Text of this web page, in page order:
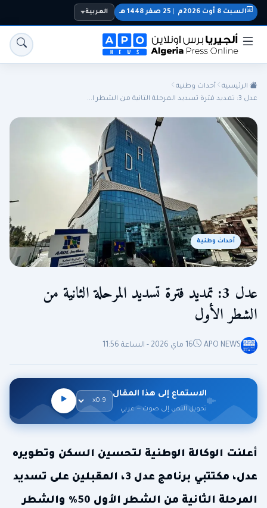
المنتخب الوطني
اقتصاد رياضة
السبت 8 أوت 2026م 25 صفر 1448 هـ العربية
الرئيسية
أحداث وطنية
عدل 3: تمديد فترة تسديد المرحلة الثانية من الشطر ا...
أحداث وطنية
عدل 3: تمديد فترة تسديد المرحلة الثانية من
الشطر الأول
APO NEWS 16 ماي 2026 - الساعة 11:56
الاستماع إلى هذا المقال
تحويل النص إلى صوت — عربي
أعلنت الوكالة الوطنية لتحسين السكن وتطويره
عدل، مكتتبي برنامج عدل 3، المقبلين على تسديد
المرحلة الثانية من الشطر الأول 50% والشطر